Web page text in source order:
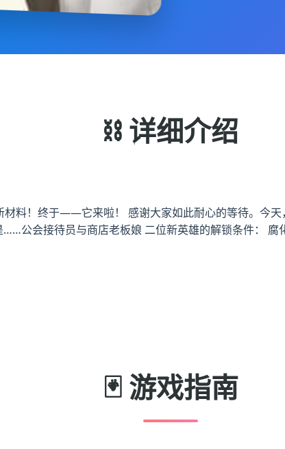
⛓️ 详细介绍
料！终于——它来啦！ 感谢大家如此耐心的等待。今
公会接待员与商店老板娘 二位新英雄的解锁条件：
🃏 游戏指南